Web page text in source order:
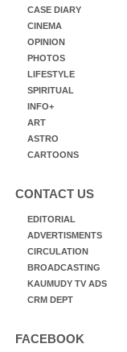
CASE DIARY
CINEMA
OPINION
PHOTOS
LIFESTYLE
SPIRITUAL
INFO+
ART
ASTRO
CARTOONS
CONTACT US
EDITORIAL
ADVERTISMENTS
CIRCULATION
BROADCASTING
KAUMUDY TV ADS
CRM DEPT
FACEBOOK